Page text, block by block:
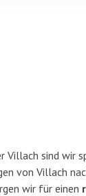
Villach sind wir
von Villach
wir für einen